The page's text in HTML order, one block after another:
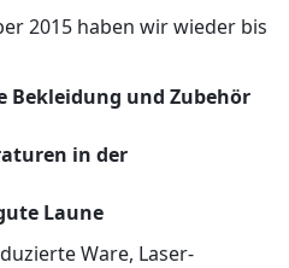
2015 haben wir wieder bis
Bekleidung und Zubehör
in der
Laune
Ware, Laser-